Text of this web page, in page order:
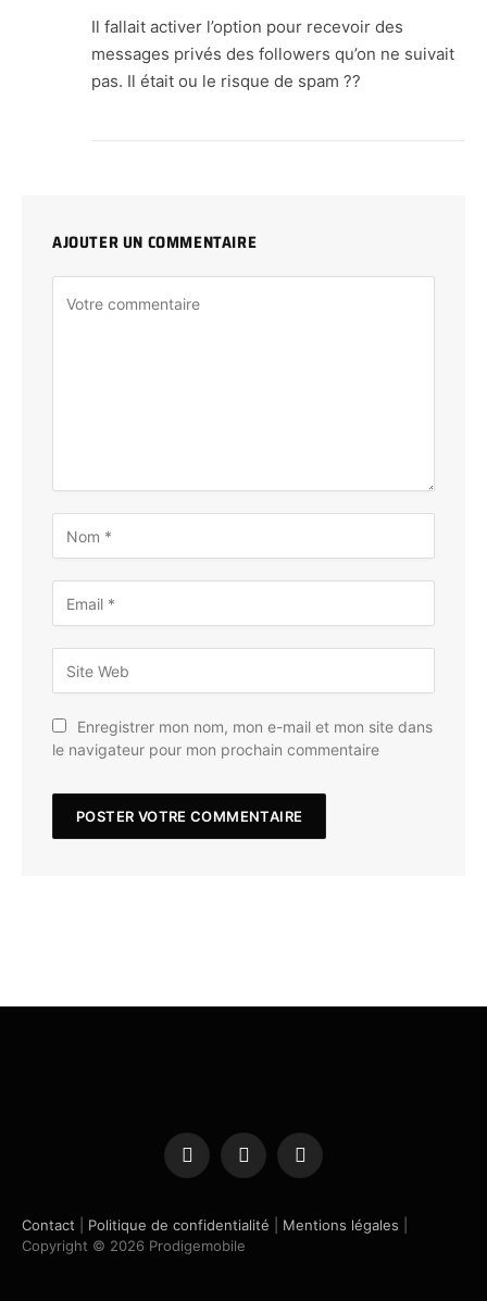
Il fallait activer l’option pour recevoir des
messages privés des followers qu’on ne suivait
pas. Il était ou le risque de spam ??
AJOUTER UN COMMENTAIRE
Enregistrer mon nom, mon e-mail et mon site dans
le navigateur pour mon prochain commentaire
Facebook
X
(Twitter)
Instagram
Contact Politique de confidentialité Mentions légales
Copyright © 2026 Prodigemobile